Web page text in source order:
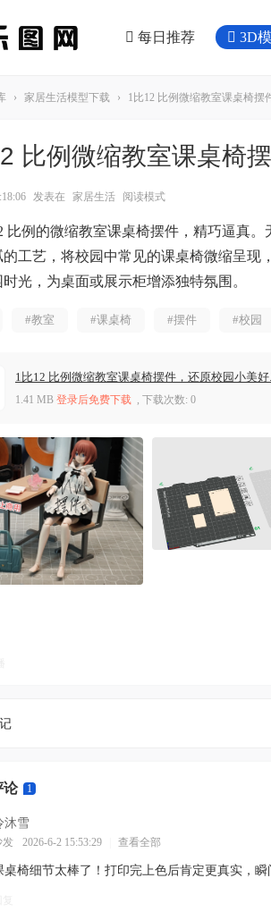
每日推荐 3D
› 家居生活模型下载 › 1比12 比例微缩教室课桌椅摆
比例微缩教室课桌椅
发表在 家居生活 阅读模式
比例的微缩教室课桌椅摆件，精巧逼真
工艺，将校园中常见的课桌椅微缩呈现
光，为桌面或展示柜增添独特氛围。
#教室 #课桌椅 #摆件 #校园
1比12 比例微缩教室课桌椅摆件，还原校园小美好
1.41 MB 登录后免费下载 , 下载次数: 0
论 1
沐雪
发 2026-6-2 15:53:29 查看全部
桌椅细节太棒了！打印完上色后肯定更真实，瞬